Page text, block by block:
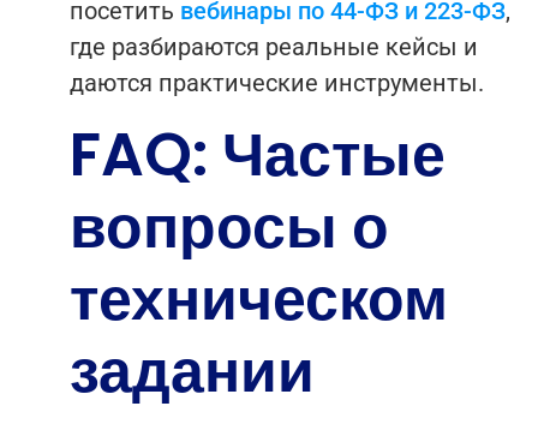
посетить вебинары по 44-ФЗ и 223-ФЗ,
где разбираются реальные кейсы и
даются практические инструменты.
FAQ: Частые
вопросы о
техническом
задании